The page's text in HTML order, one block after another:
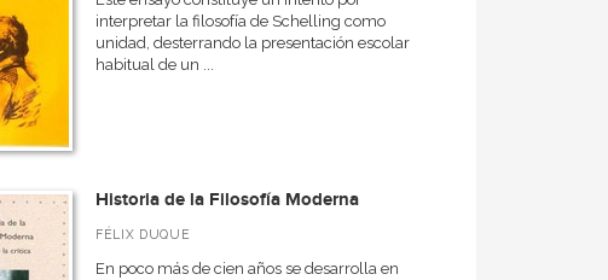
interpretar la filosofía de Schelling como
unidad, desterrando la presentación escolar
habitual de un ...
Historia de la Filosofía Moderna
FÉLIX DUQUE
En poco más de cien años se desarrolla en